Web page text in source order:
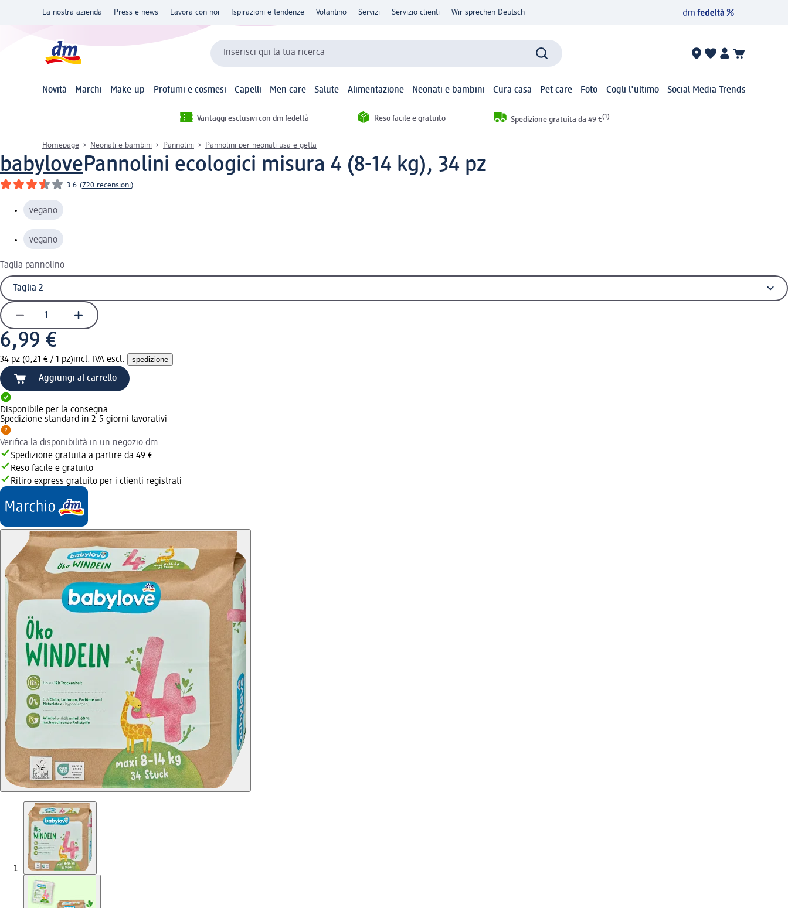
La nostra azienda Press e news Lavora con noi Ispirazioni e tendenze Volantino Servizi Servizio clienti Wir sprechen Deutsch
Inserisci qui la tua ricerca
Novità Marchi Make-up Profumi e cosmesi Capelli Men care Salute Alimentazione Neonati e bambini Cura casa Pet care Foto Cogli l'ultimo Social Media Trends
Vantaggi esclusivi con dm fedeltà Reso facile e gratuito Spedizione gratuita da 49 €(1)
Homepage Neonati e bambini Pannolini Pannolini per neonati usa e getta
babylovePannolini ecologici misura 4 (8-14 kg), 34 pz
3.6 (720 recensioni)
vegano
vegano
Taglia pannolino
6,99 €
34 pz (0,21 € / 1 pz)incl. IVA escl. spedizione
Aggiungi al carrello
Disponibile per la consegna
Spedizione standard in 2-5 giorni lavorativi
Verifica la disponibilità in un negozio dm
Spedizione gratuita a partire da 49 €
Reso facile e gratuito
Ritiro express gratuito per i clienti registrati